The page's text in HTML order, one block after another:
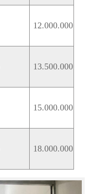
12.000.000
13.500.000
15.000.000
18.000.000